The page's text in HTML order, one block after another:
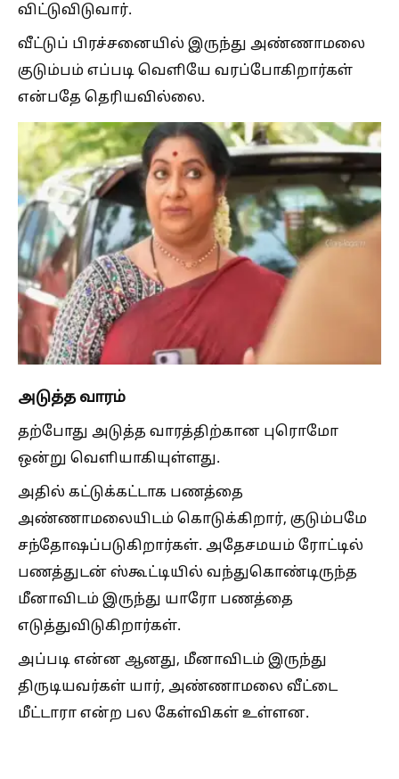
விட்டுவிடுவார்.
வீட்டுப் பிரச்சனையில் இருந்து அண்ணாமலை
குடும்பம் எப்படி வெளியே வரப்போகிறார்கள்
என்பதே தெரியவில்லை.
அடுத்த வாரம்
தற்போது அடுத்த வாரத்திற்கான புரொமோ
ஒன்று வெளியாகியுள்ளது.
அதில் கட்டுக்கட்டாக பணத்தை
அண்ணாமலையிடம் கொடுக்கிறார், குடும்பமே
சந்தோஷப்படுகிறார்கள். அதேசமயம் ரோட்டில்
பணத்துடன் ஸ்கூட்டியில் வந்துகொண்டிருந்த
மீனாவிடம் இருந்து யாரோ பணத்தை
எடுத்துவிடுகிறார்கள்.
அப்படி என்ன ஆனது, மீனாவிடம் இருந்து
திருடியவர்கள் யார், அண்ணாமலை வீட்டை
மீட்டாரா என்ற பல கேள்விகள் உள்ளன.